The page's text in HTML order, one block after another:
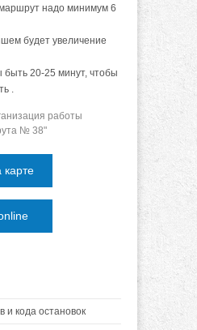
надо минимум 6
будет увеличение
20-25 минут, чтобы
.
работы
№ 38"
карте
и кода остановок